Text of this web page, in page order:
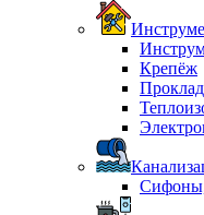
Крепёж
Сифоны,